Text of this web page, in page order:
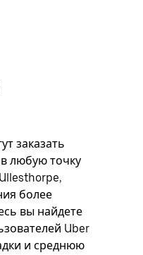
заказать
в любую точку
более
вы найдете
Uber
и среднюю